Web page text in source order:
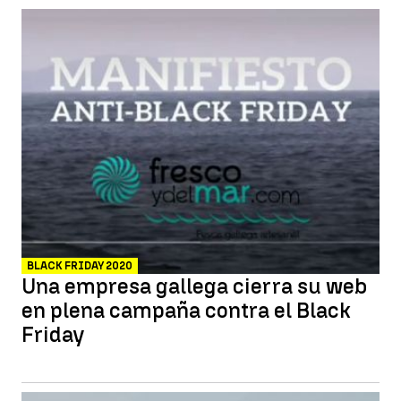
BLACK FRIDAY 2020
Una empresa gallega cierra su web
en plena campaña contra el Black
Friday